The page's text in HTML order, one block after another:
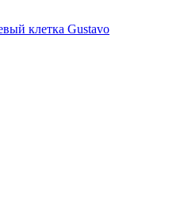
клетка Gustavo